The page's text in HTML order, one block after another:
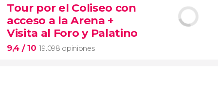
Tour por el Coliseo con
acceso a la Arena +
Visita al Foro y Palatino
9,4 / 10 19.098 opiniones